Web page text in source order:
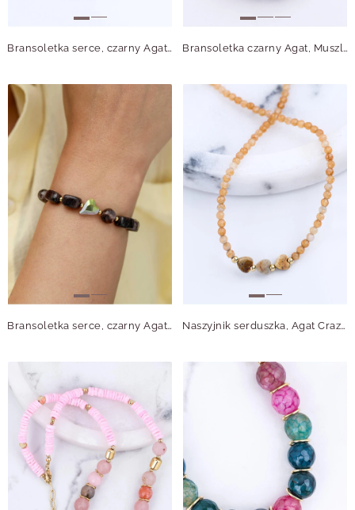
Bransoletka serce, czarny Agat, stal pozłacana S114945Z00 Bransoletka czarny Agat, Muszla, stal pozłacana S115066Z00
Bransoletka serce, czarny Agat, stal pozłacana S115028Z00 Naszyjnik serduszka, Agat Crazy, stal pozłacana S314957Z00